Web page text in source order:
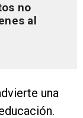
no
al
una